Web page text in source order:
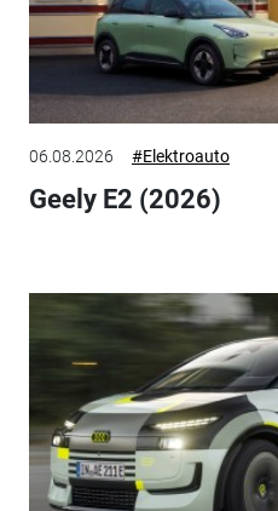
06.08.2026 #Elektroauto
Geely E2 (2026)